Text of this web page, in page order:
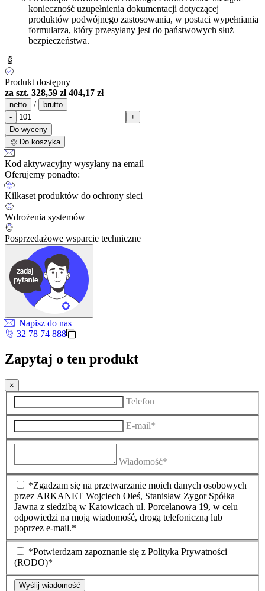
konieczność uzupełnienia dokumentacji dotyczącej
produktów podwójnego zastosowania, w postaci wypełniania
formularza, który przesyłany jest do państwowych służ
bezpieczeństwa.
Produkt dostępny
za szt. 328,59 zł 404,17 zł
netto /
brutto
-
+
Do wyceny
Do koszyka
Kod aktywacyjny wysyłany na email
Oferujemy ponadto:
Kilkaset produktów do ochrony sieci
Wdrożenia systemów
Posprzedażowe wsparcie techniczne
Napisz do nas
32 78 74 888
Zapytaj o ten produkt
×
Telefon
E-mail*
Wiadomość*
*Zgadzam się na przetwarzanie moich danych osobowych
przez ARKANET Wojciech Oleś, Stanisław Zygor Spółka
Jawna z siedzibą w Katowicach ul. Porcelanowa 19, w celu
odpowiedzi na moją wiadomość, drogą telefoniczną lub
poprzez e-mail.*
*Potwierdzam zapoznanie się z Polityka Prywatności
(RODO)*
Wyślij wiadomość